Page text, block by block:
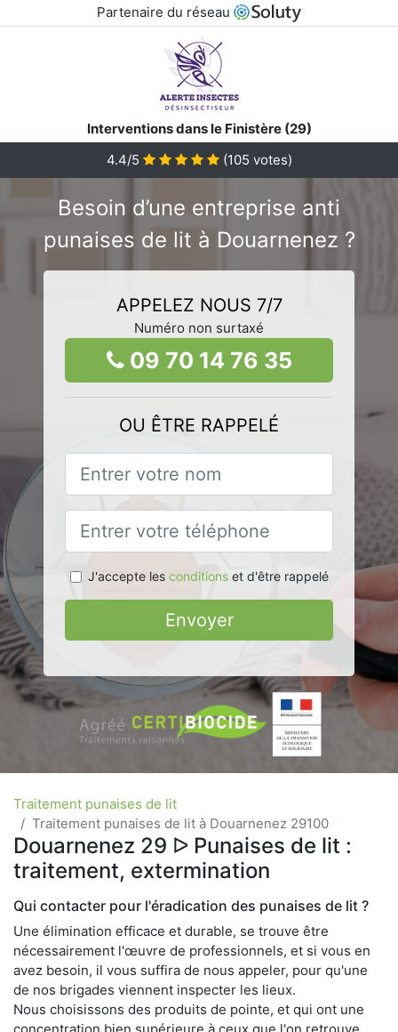
Partenaire du réseau
Interventions dans le Finistère (29)
4.4/5
(105 votes)
Besoin d’une entreprise anti
punaises de lit à Douarnenez ?
APPELEZ NOUS 7/7
Numéro non surtaxé
09 70 14 76 35
OU ÊTRE RAPPELÉ
J'accepte les conditionset d'être rappelé
Envoyer
Traitement punaises de lit
Traitement punaises de lit à Douarnenez 29100
Douarnenez 29 ᐅ Punaises de lit :
traitement, extermination
Qui contacter pour l'éradication des punaises de lit ?
Une élimination efficace et durable, se trouve être
nécessairement l'œuvre de professionnels, et si vous en
avez besoin, il vous suffira de nous appeler, pour qu'une
de nos brigades viennent inspecter les lieux.
Nous choisissons des produits de pointe, et qui ont une